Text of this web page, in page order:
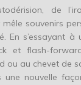
de
mêle souvenirs
En s’essayant à
et flash-
ou au chevet de
une nouvelle